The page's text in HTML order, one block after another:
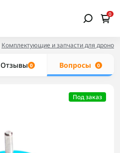
0
Комплектующие и запчасти для дронов
Отзывы 0 Вопросы 0
Под заказ